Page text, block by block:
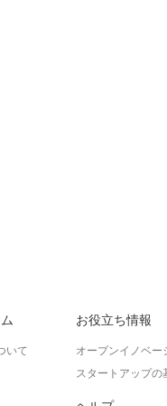
いて
お役立ち情報
オープンイノベー
スタートアップの